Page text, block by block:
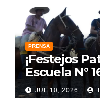
PRENSA
¡Festejos
Escuela N°
JUL 10, 2026